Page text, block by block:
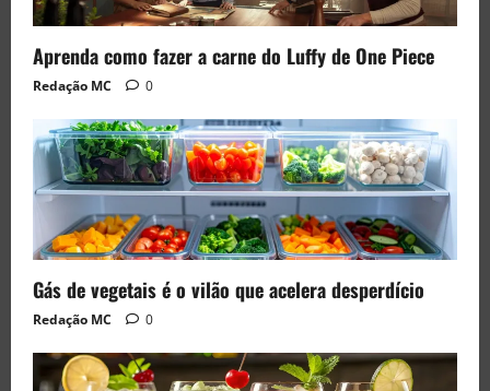
Aprenda como fazer a carne do Luffy de One Piece
Redação MC 0
Gás de vegetais é o vilão que acelera desperdício
Redação MC 0